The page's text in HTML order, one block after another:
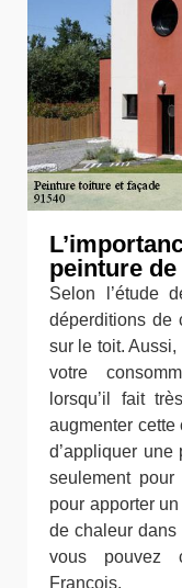
peinture
Selon l’étude
déperditions de
sur le toit.
votre
lorsqu’il fait
augmenter
d’appliquer
seulement
pour apporter
de chaleur dans
vous pouvez
François.